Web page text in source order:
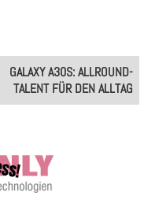
GALAXY A30S: ALLROUND-
TALENT FÜR DEN ALLTAG